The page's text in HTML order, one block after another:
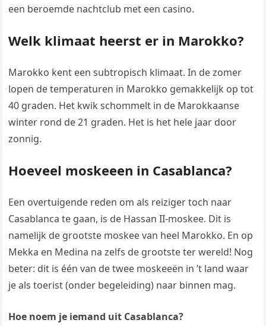
een beroemde nachtclub met een casino.
Welk klimaat heerst er in Marokko?
Marokko kent een subtropisch klimaat. In de zomer
lopen de temperaturen in Marokko gemakkelijk op tot
40 graden. Het kwik schommelt in de Marokkaanse
winter rond de 21 graden. Het is het hele jaar door
zonnig.
Hoeveel moskeeen in Casablanca?
Een overtuigende reden om als reiziger toch naar
Casablanca te gaan, is de Hassan II-moskee. Dit is
namelijk de grootste moskee van heel Marokko. En op
Mekka en Medina na zelfs de grootste ter wereld! Nog
beter: dit is één van de twee moskeeën in ’t land waar
je als toerist (onder begeleiding) naar binnen mag.
Hoe noem je iemand uit Casablanca?